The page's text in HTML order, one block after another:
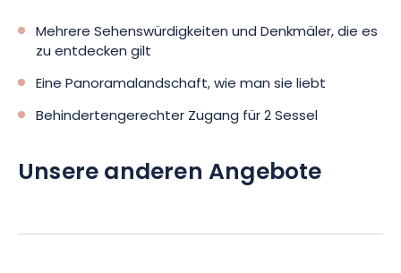
Mehrere Sehenswürdigkeiten und Denkmäler, die es
zu entdecken gilt
Eine Panoramalandschaft, wie man sie liebt
Behindertengerechter Zugang für 2 Sessel
Unsere anderen Angebote